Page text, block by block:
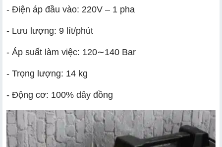
- Điện áp đầu vào: 220V – 1 pha
- Lưu lượng: 9 lít/phút
- Áp suất làm việc: 120∼140 Bar
- Trọng lượng: 14 kg
- Động cơ: 100% dây đồng